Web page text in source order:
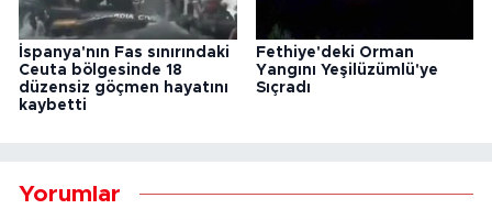
İspanya'nın Fas sınırındaki
Ceuta bölgesinde 18
düzensiz göçmen hayatını
kaybetti
Fethiye'deki Orman
Yangını Yeşilüzümlü'ye
Sıçradı
Yorumlar